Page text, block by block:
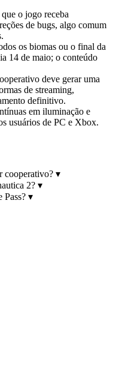
que o jogo receba
de bugs, algo comum
os biomas ou o final da
14 de maio; o conteúdo
deve gerar uma
de streaming,
definitivo.
em iluminação e
usuários de PC e Xbox.
cooperativo? ▾
2? ▾
Pass? ▾